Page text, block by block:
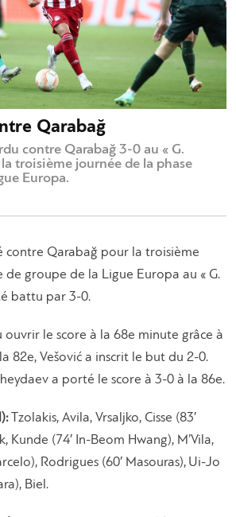
Qarabağ
contre Qarabağ 3-0 au « G.
troisième journée de la phase
Europa.
contre Qarabağ pour la troisième
de groupe de la Ligue Europa au « G.
battu par 3-0.
ouvrir le score à la 68e minute grâce à
82e, Vešović a inscrit le but du 2-0.
a porté le score à 3-0 à la 86e.
Tzolakis, Avila, Vrsaljko, Cisse (83′
Kunde (74′ In-Beom Hwang), M’Vila,
Rodrigues (60′ Masouras), Ui-Jo
Biel.